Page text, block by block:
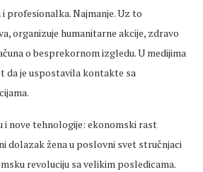
profesionalka. Najmanje. Uz to
organizuje humanitarne akcije, zdravo
o besprekornom izgledu. U medijima
da je uspostavila kontakte sa
i nove tehnologije: ekonomski rast
dolazak žena u poslovni svet stručnjaci
revoluciju sa velikim posledicama.